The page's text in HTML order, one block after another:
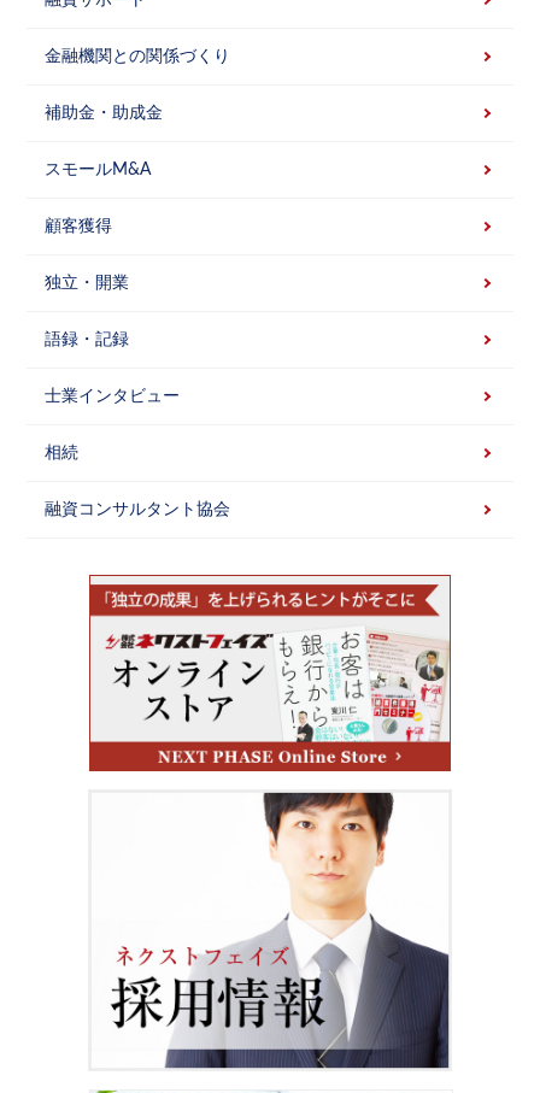
金融機関との関係づくり
補助金・助成金
スモールM&A
顧客獲得
独立・開業
語録・記録
士業インタビュー
相続
融資コンサルタント協会